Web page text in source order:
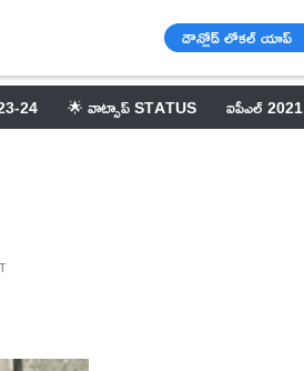
డౌన్లోడ్ లోకల్ యాప్
24 🌟 వాట్సాప్ STATUS ఐపీఎల్ 2021